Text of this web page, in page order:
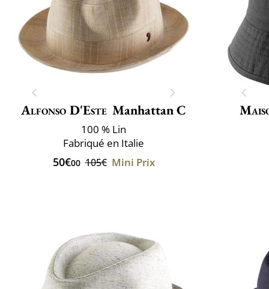
Alfonso D'Este Manhattan C
100 % Lin
Fabriqué en Italie
50€00 105€ Mini Prix